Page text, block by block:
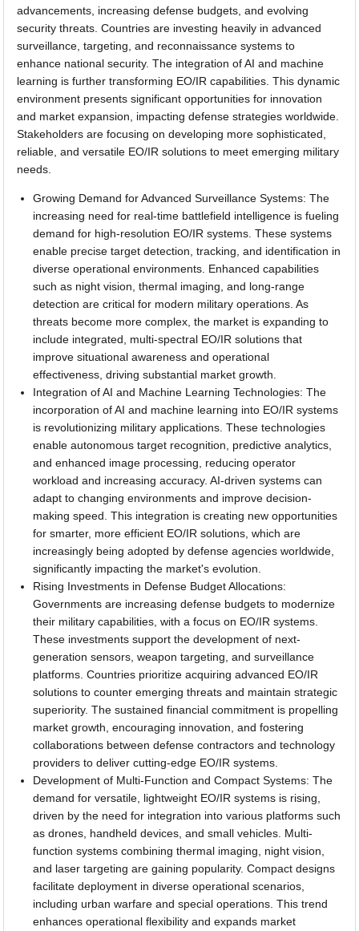
advancements, increasing defense budgets, and evolving
security threats. Countries are investing heavily in advanced
surveillance, targeting, and reconnaissance systems to
enhance national security. The integration of AI and machine
learning is further transforming EO/IR capabilities. This dynamic
environment presents significant opportunities for innovation
and market expansion, impacting defense strategies worldwide.
Stakeholders are focusing on developing more sophisticated,
reliable, and versatile EO/IR solutions to meet emerging military
needs.
Growing Demand for Advanced Surveillance Systems: The
increasing need for real-time battlefield intelligence is fueling
demand for high-resolution EO/IR systems. These systems
enable precise target detection, tracking, and identification in
diverse operational environments. Enhanced capabilities
such as night vision, thermal imaging, and long-range
detection are critical for modern military operations. As
threats become more complex, the market is expanding to
include integrated, multi-spectral EO/IR solutions that
improve situational awareness and operational
effectiveness, driving substantial market growth.
Integration of AI and Machine Learning Technologies: The
incorporation of AI and machine learning into EO/IR systems
is revolutionizing military applications. These technologies
enable autonomous target recognition, predictive analytics,
and enhanced image processing, reducing operator
workload and increasing accuracy. AI-driven systems can
adapt to changing environments and improve decision-
making speed. This integration is creating new opportunities
for smarter, more efficient EO/IR solutions, which are
increasingly being adopted by defense agencies worldwide,
significantly impacting the market's evolution.
Rising Investments in Defense Budget Allocations:
Governments are increasing defense budgets to modernize
their military capabilities, with a focus on EO/IR systems.
These investments support the development of next-
generation sensors, weapon targeting, and surveillance
platforms. Countries prioritize acquiring advanced EO/IR
solutions to counter emerging threats and maintain strategic
superiority. The sustained financial commitment is propelling
market growth, encouraging innovation, and fostering
collaborations between defense contractors and technology
providers to deliver cutting-edge EO/IR systems.
Development of Multi-Function and Compact Systems: The
demand for versatile, lightweight EO/IR systems is rising,
driven by the need for integration into various platforms such
as drones, handheld devices, and small vehicles. Multi-
function systems combining thermal imaging, night vision,
and laser targeting are gaining popularity. Compact designs
facilitate deployment in diverse operational scenarios,
including urban warfare and special operations. This trend
enhances operational flexibility and expands market